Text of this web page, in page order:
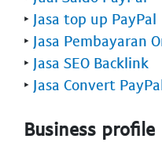
‣ Jasa top up PayPal
‣ Jasa Pembayaran
‣ Jasa SEO Backlink
‣ Jasa Convert
Business profile